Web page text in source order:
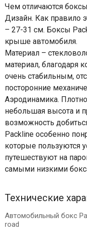
Чем отличаются
Дизайн. Как правило
– 27-31 см. Боксы
крыше автомобиля.
Материал –
материал, благодаря
очень стабильным,
посторонние
Аэродинамика.
небольшая высота и
возможность
Packline особенно
которые пользуются
путешествуют на
самыми низкими
Технические
Автомобильный бокс
road